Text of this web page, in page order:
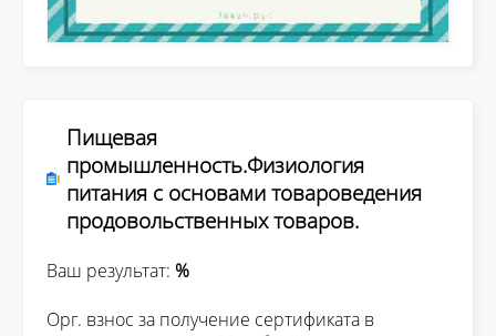
Пищевая
промышленность.Физиология
питания с основами товароведения
продовольственных товаров.
Ваш результат: %
Орг. взнос за получение сертификата в